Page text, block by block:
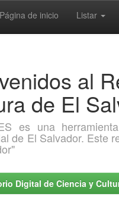
de inicio Listar
al
de El
es una
de El Salvador. Este
Digital de Ciencia y